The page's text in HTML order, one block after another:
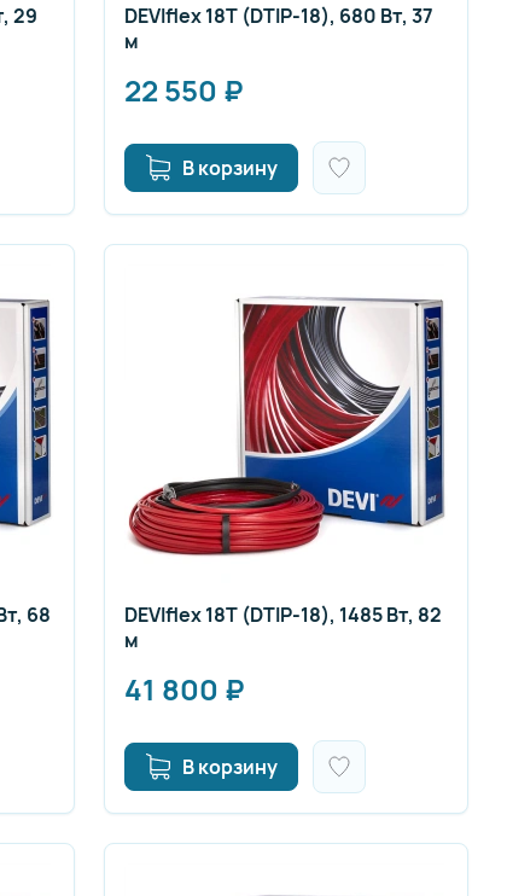
29
DEVIflex 18T (DTIP-18), 680 Вт, 37
м
22 550 ₽
В корзину
68
DEVIflex 18T (DTIP-18), 1485 Вт, 82
м
41 800 ₽
В корзину